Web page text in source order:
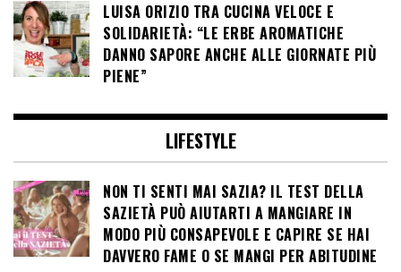
LUISA ORIZIO TRA CUCINA VELOCE E
SOLIDARIETÀ: “LE ERBE AROMATICHE
DANNO SAPORE ANCHE ALLE GIORNATE PIÙ
PIENE”
LIFESTYLE
NON TI SENTI MAI SAZIA? IL TEST DELLA
SAZIETÀ PUÒ AIUTARTI A MANGIARE IN
MODO PIÙ CONSAPEVOLE E CAPIRE SE HAI
DAVVERO FAME O SE MANGI PER ABITUDINE